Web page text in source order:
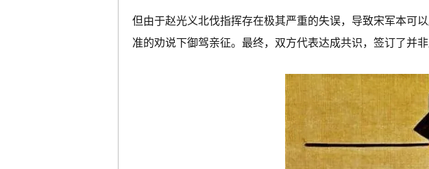
但由于赵光义北伐指挥存在极其严重的失误，导致宋军本可
准的劝说下御驾亲征。最终，双方代表达成共识，签订了并